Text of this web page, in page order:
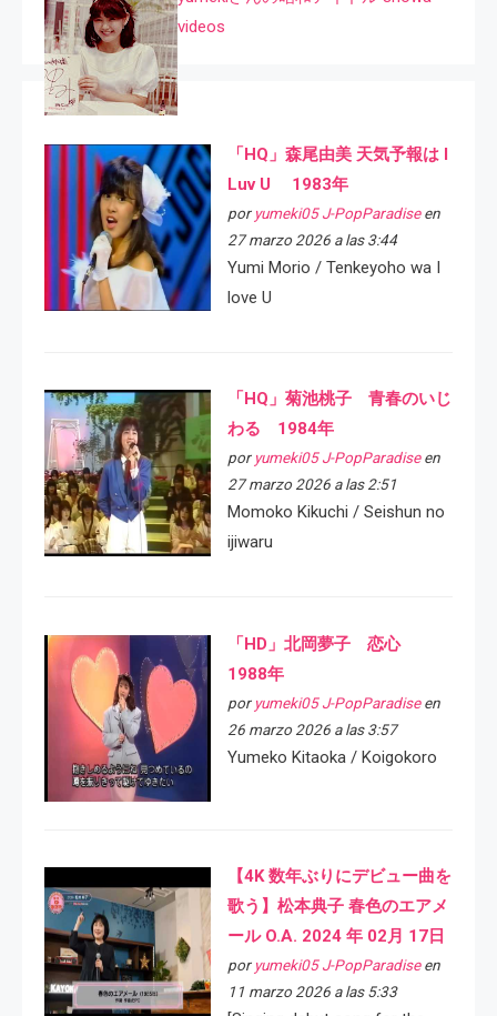
videos
「HQ」森尾由美 天気予報は I
Luv U 1983年
por yumeki05 J-PopParadiseen
27 marzo 2026 a las 3:44
Yumi Morio / Tenkeyoho wa I
love U
「HQ」菊池桃子 青春のいじ
わる 1984年
por yumeki05 J-PopParadiseen
27 marzo 2026 a las 2:51
Momoko Kikuchi / Seishun no
ijiwaru
「HD」北岡夢子 恋心
1988年
por yumeki05 J-PopParadiseen
26 marzo 2026 a las 3:57
Yumeko Kitaoka / Koigokoro
【4K 数年ぶりにデビュー曲を
歌う】松本典子 春色のエアメ
ール O.A. 2024 年 02月 17日
por yumeki05 J-PopParadiseen
11 marzo 2026 a las 5:33